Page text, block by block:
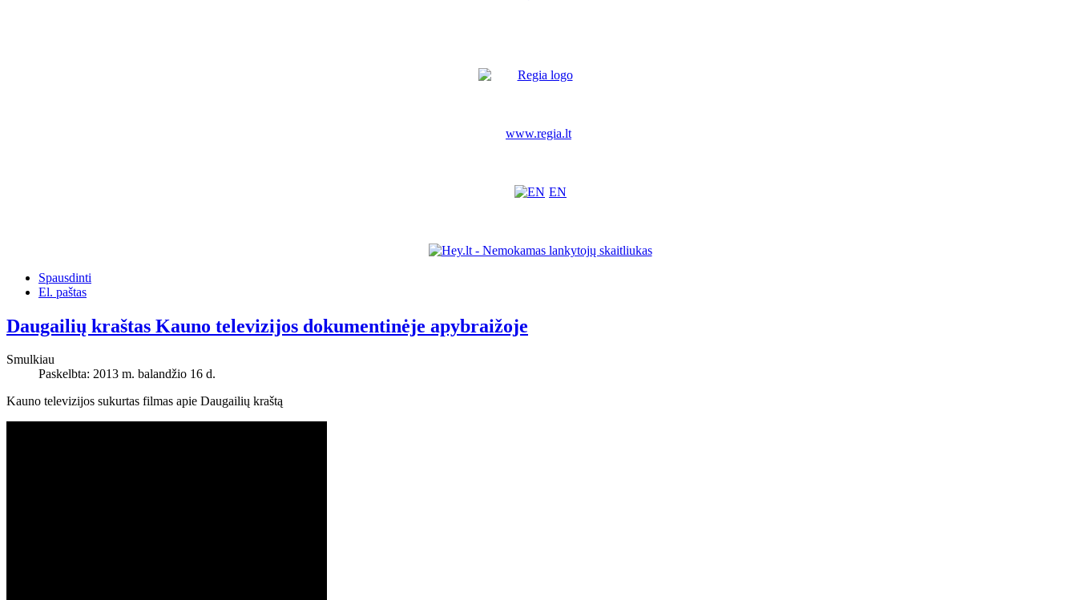
www.regia.lt
EN
Spausdinti
El. paštas
Daugailių kraštas Kauno televizijos dokumentinėje apybraižoje
Smulkiau
Paskelbta: 2013 m. balandžio 16 d.
Kauno televizijos sukurtas filmas apie Daugailių kraštą